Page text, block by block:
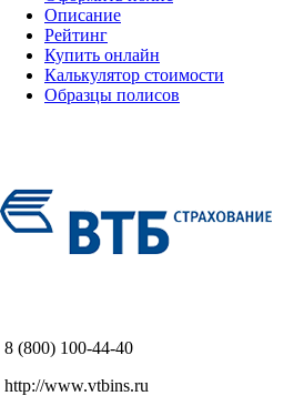
Описание
Рейтинг
Купить онлайн
Калькулятор стоимости
Образцы полисов
8 (800) 100-44-40
http://www.vtbins.ru